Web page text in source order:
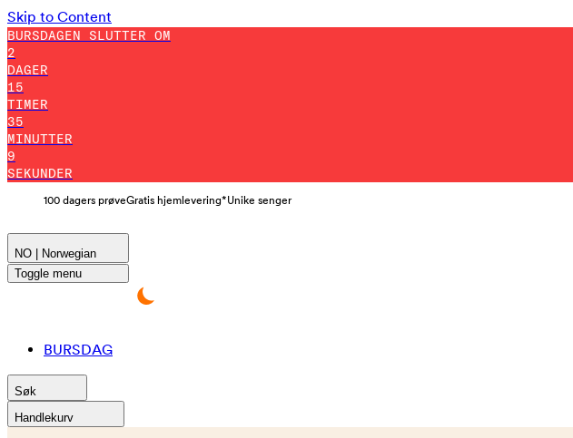
Skip to Content
BURSDAGEN SLUTTER OM
2
DAGER
15
TIMER
35
MINUTTER
7
SEKUNDER
100 dagers prøveGratis hjemlevering*Unike senger
NO | Norwegian
Toggle menu
BURSDAG
Søk
Handlekurv